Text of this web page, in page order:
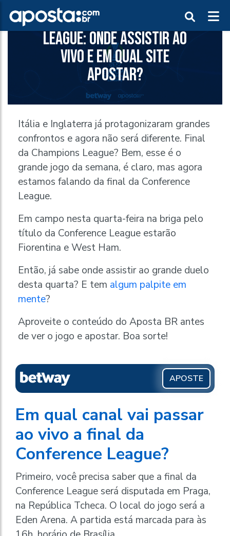
FINAL DA CONFERENCE
LEAGUE: ONDE ASSISTIR AO
VIVO E EM QUAL SITE
APOSTAR?
Itália e Inglaterra já protagonizaram grandes
confrontos e agora não será diferente. Final
da Champions League? Bem, esse é o
grande jogo da semana, é claro, mas agora
estamos falando da final da Conference
League.
Em campo nesta quarta-feira na briga pelo
título da Conference League estarão
Fiorentina e West Ham.
Então, já sabe onde assistir ao grande duelo
desta quarta? E tem algum palpite em
mente?
Aproveite o conteúdo do Aposta BR antes
de ver o jogo e apostar. Boa sorte!
APOSTE
Em qual canal vai passar
ao vivo a final da
Conference League?
Primeiro, você precisa saber que a final da
Conference League será disputada em Praga,
na República Tcheca. O local do jogo será a
Eden Arena. A partida está marcada para às